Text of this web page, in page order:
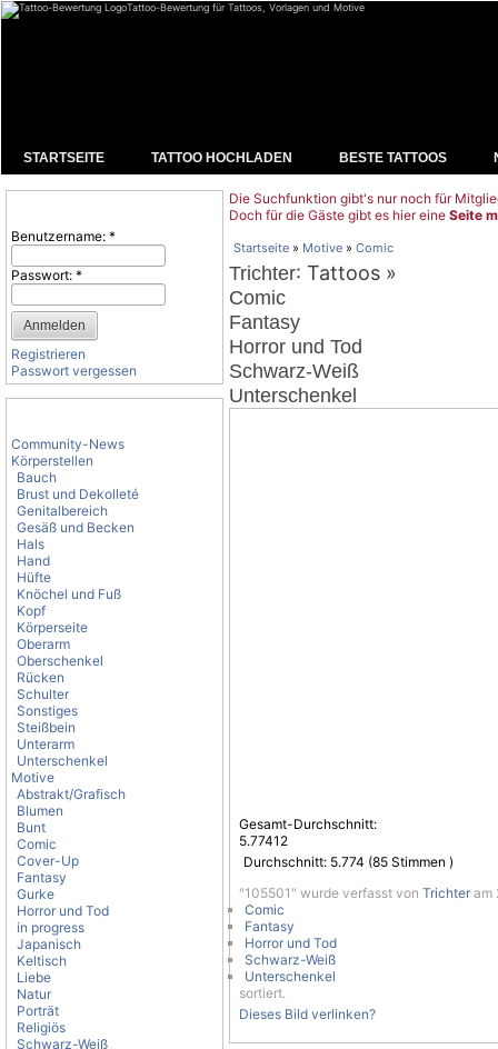
Tattoo-Bewertung für Tattoos, Vorlagen und Motive
STARTSEITE TATTOO HOCHLADEN BESTE TATTOOS
Benutzername: *
Passwort: *
Registrieren
Passwort vergessen
Community-News
Körperstellen
Bauch
Brust und Dekolleté
Genitalbereich
Gesäß und Becken
Hals
Hand
Hüfte
Knöchel und Fuß
Kopf
Körperseite
Oberarm
Oberschenkel
Rücken
Schulter
Sonstiges
Steißbein
Unterarm
Unterschenkel
Motive
Abstrakt/Grafisch
Blumen
Bunt
Comic
Cover-Up
Fantasy
Gurke
Horror und Tod
in progress
Japanisch
Keltisch
Liebe
Natur
Porträt
Religiös
Schwarz-Weiß
Die Suchfunktion gibt's nur noch für
Doch für die Gäste gibt es hier eine Seite
Startseite » Motive » Comic
Trichter: Tattoos »
Comic
Fantasy
Horror und Tod
Schwarz-Weiß
Unterschenkel
Gesamt-Durchschnitt:
5.77412
Durchschnitt: 5.774 (85 Stimmen )
"105501" wurde verfasst von Trichter am
Comic
Fantasy
Horror und Tod
Schwarz-Weiß
Unterschenkel
sortiert.
Dieses Bild verlinken?